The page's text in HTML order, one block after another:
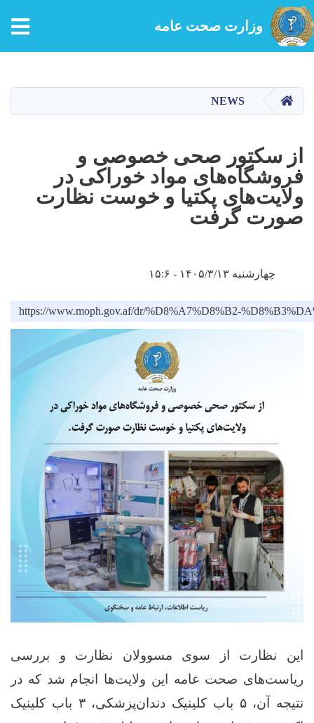
content
وزارت صحت عامه
HOME
NEWS
از سکتور صحی خصوصی و
فروشگاه‌های مواد خوراکی در
ولایت‌های پکتیا و خوست نظارت
صورت گرفت
چهارشنبه ۱۴۰۵/۳/۱۳ - ۱۵:۶
https://www.moph.gov.af/dr/%D8%A7%D8%B2-
این نظارت از سوی مسوولان نظارت و بررسی
ریاست‌های صحت عامه این ولایت‌ها انجام شد که در
نتیجه آن،۵ باب کلینیک دندان‌پزشکی،۳ باب کلینیک